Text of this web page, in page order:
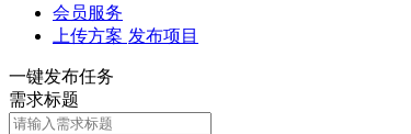
会员服务
上传方案 发布项目
一键发布任务
需求标题